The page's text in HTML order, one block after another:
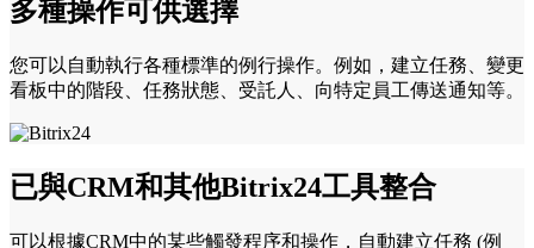
多種操作可供選擇
您可以自動執行各種標準的例行操作。例如，建立任務、變更
看板中的階段、任務狀態、受託人、向特定員工傳送通知等。
已與CRM和其他Bitrix24工具整合
可以根據CRM中的某些觸發程序和操作，自動建立任務 (例